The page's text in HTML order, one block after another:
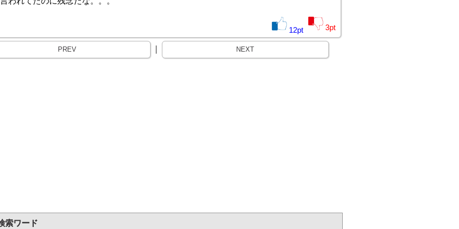
12pt 3pt
PREV NEXT
索ワード